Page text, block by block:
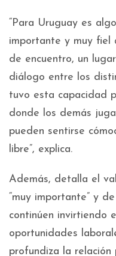
“Para Uruguay es
importante y muy fiel
de encuentro, un
diálogo entre los
tuvo esta capacidad
donde los demás
pueden sentirse
libre”, explica.
Además, detalla el
“muy importante” y
continúen invirtiendo
oportunidades
profundiza la relación